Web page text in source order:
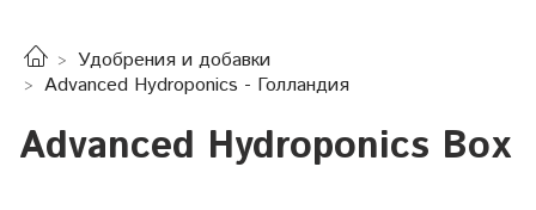
Удобрения и добавки
Advanced Hydroponics - Голландия
Advanced Hydroponics Box